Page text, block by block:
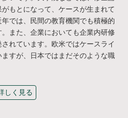
もとになって、ケースが生まれて
では、民間の教育機関でも積極的
また、企業においても企業内研修
れています。欧米ではケースライ
すが、日本ではまだそのような職
しく見る